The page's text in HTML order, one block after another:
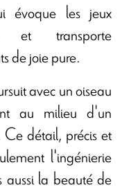
évoque les jeux
et transporte
de joie pure.
avec un oiseau
au milieu d'un
détail, précis et
l'ingénierie
aussi la beauté de